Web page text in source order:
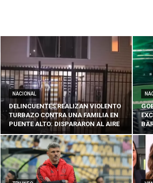
Nación
NACIONAL
DELINCUENTES REALIZAN VIOLENTO
TURBAZO CONTRA UNA FAMILIA EN
PUENTE ALTO: DISPARARON AL AIRE